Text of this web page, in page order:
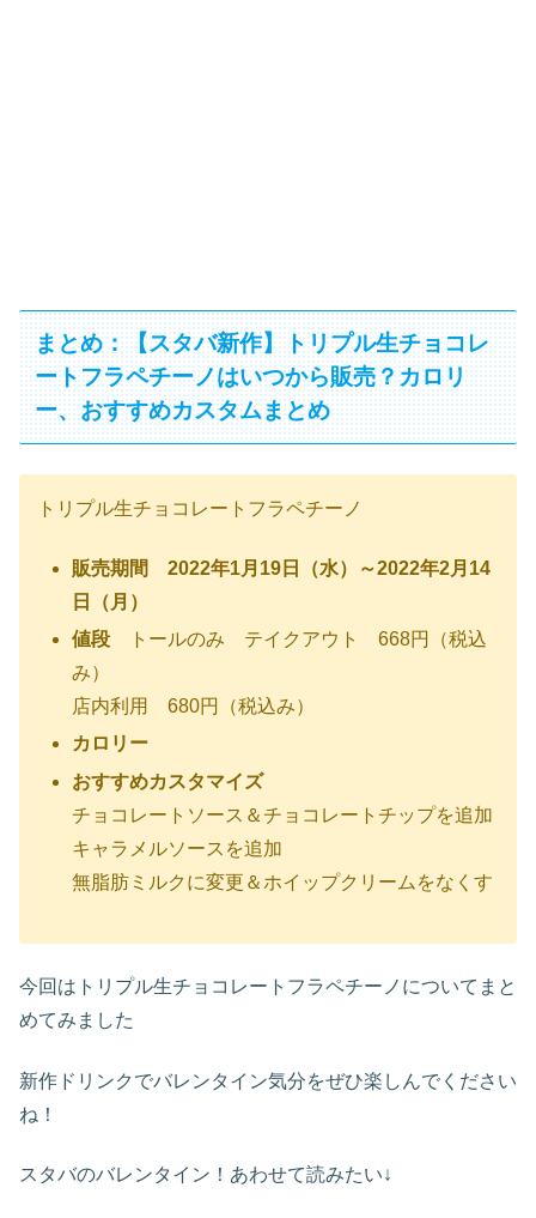
まとめ：【スタバ新作】トリプル生チョコレ
ートフラペチーノはいつから販売？カロリ
ー、おすすめカスタムまとめ
トリプル生チョコレートフラペチーノ
販売期間 2022年1月19日（水）～2022年2月14
日（月）
値段 トールのみ テイクアウト 668円（税込
み）
店内利用 680円（税込み）
カロリー
おすすめカスタマイズ
チョコレートソース＆チョコレートチップを追加
キャラメルソースを追加
無脂肪ミルクに変更＆ホイップクリームをなくす
今回はトリプル生チョコレートフラペチーノについてまと
めてみました
新作ドリンクでバレンタイン気分をぜひ楽しんでください
ね！
スタバのバレンタイン！あわせて読みたい↓